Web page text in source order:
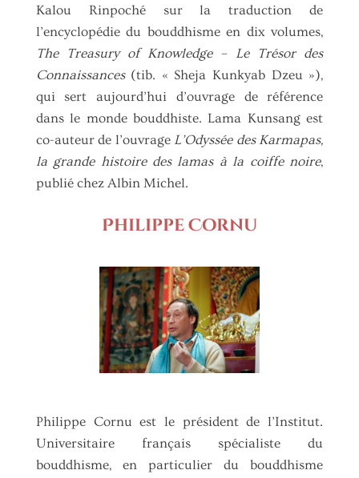
Kalou Rinpoché sur la traduction de
l’encyclopédie du bouddhisme en dix volumes,
The Treasury of Knowledge–
Le Trésor des
Connaissances(tib. « Sheja Kunkyab Dzeu »),
qui sert aujourd’hui d’ouvrage de référence
dans le monde bouddhiste. Lama Kunsang est
co-auteur de l’ouvrage L’Odyssée des Karmapas,
la grande histoire des lamas à la coiffe noire,
publié chez Albin Michel.
Philippe Cornu
Philippe Cornu est le président de l’Institut.
Universitaire français spécialiste du
bouddhisme, en particulier du bouddhisme